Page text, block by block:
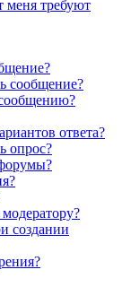
меня требуют
сообщение?
ответа?
опрос?
создании